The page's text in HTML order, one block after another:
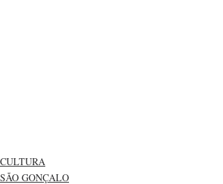
CULTURA
SÃO GONÇALO